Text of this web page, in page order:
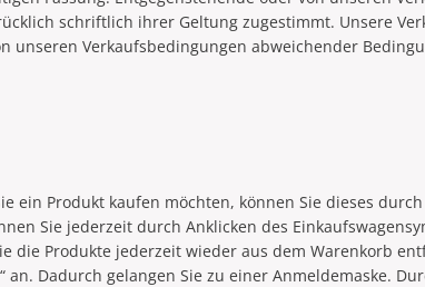
schriftlich ihrer Geltung zugestimmt. Unsere
Verkaufsbedingungen abweichender
ein Produkt kaufen möchten, können Sie dieses
Sie jederzeit durch Anklicken des
die Produkte jederzeit wieder aus dem Warenkorb
Dadurch gelangen Sie zu einer Anmeldemaske.